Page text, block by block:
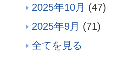
2025年10月 (47)
2025年9月 (71)
全てを見る